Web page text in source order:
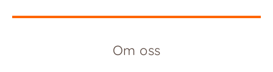
Om oss